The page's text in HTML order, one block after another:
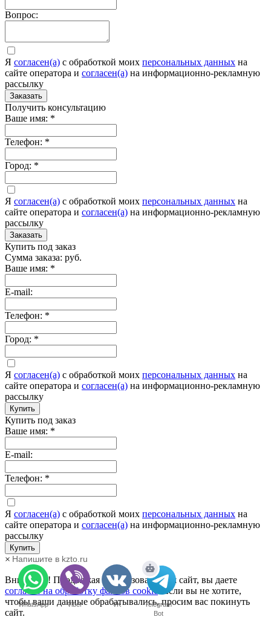
Вопрос:
Я согласен(а) c обработкой моих персональных данных на
сайте оператора и согласен(а) на информационно-рекламную
рассылку
Заказать
Получить консультацию
Ваше имя: *
Телефон: *
Город: *
Я согласен(а) c обработкой моих персональных данных на
сайте оператора и согласен(а) на информационно-рекламную
рассылку
Заказать
Купить под заказ
Сумма заказа: руб.
Ваше имя: *
E-mail:
Телефон: *
Город: *
Я согласен(а) c обработкой моих персональных данных на
сайте оператора и согласен(а) на информационно-рекламную
рассылку
Купить
Купить под заказ
Ваше имя: *
E-mail:
Телефон: *
Я согласен(а) c обработкой моих персональных данных на
сайте оператора и согласен(а) на информационно-рекламную
рассылку
Купить
Напишите в kzto.ru
WhatsApp Viber VK
Telegram
Bot
×
Внимание! Продолжая использовать наш сайт, вы даете
согласие на обработку файлов cookie
. Если вы не хотите,
чтобы ваши данные обрабатывались, просим вас покинуть
сайт.